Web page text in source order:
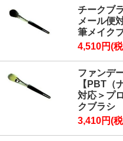
チークブ
メール便
筆メイク
4,510円(
ファンデ
【PBT（
対応＞プ
クブラシ
3,410円(